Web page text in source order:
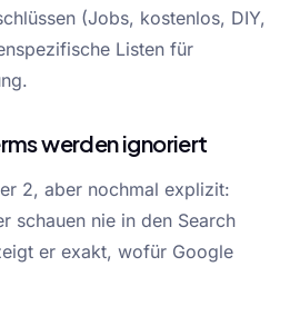
(Jobs, kostenlos, DIY,
Listen für
werden ignoriert
2, aber nochmal explizit:
schauen nie in den Search
er exakt, wofür Google